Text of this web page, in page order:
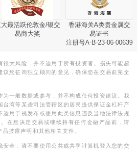
大最活跃伦敦金/银交
易商大奖
香港海关A类贵金属交
易证书
注册号A-B-23-06-00639
很大风险，并不适用于所有投资者。损失可能超
议您征询独立顾问的意见，确保您在交易前完全
为一般数据或参考，并不构成任何投资建议。我
台湾等某些司法管辖区的居民提供保证金杠杆产
适用于视发布或使用此类信息违反当地法律法规
在您决定交易或继续持有任何金融产品前，请
披露声明和其他相关文件。
安全，请不要使用公共或共享计算机登入您的交